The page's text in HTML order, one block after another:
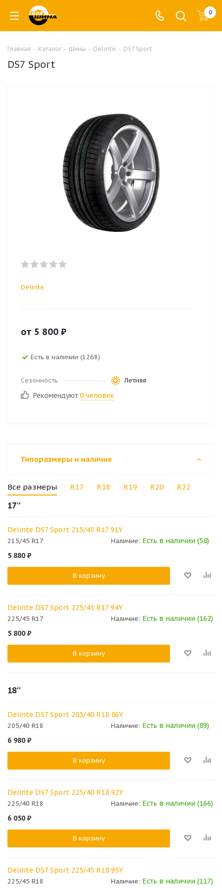
0
Главная - Каталог - Шины - Delinte - DS7 Sport
DS7 Sport
Delinte
от 5 800 ₽
Есть в наличии (1268)
Сезонность Летняя
Рекомендуют 0 человек
Типоразмеры и наличие
Все размеры R17 R18 R19 R20 R22
17''
Delinte DS7 Sport 215/45 R17 91Y
215/45 R17 Наличие: Есть в наличии (58)
5 880 ₽
В корзину
Delinte DS7 Sport 225/45 R17 94Y
225/45 R17 Наличие: Есть в наличии (162)
5 800 ₽
В корзину
18''
Delinte DS7 Sport 205/40 R18 86Y
205/40 R18 Наличие: Есть в наличии (89)
6 980 ₽
В корзину
Delinte DS7 Sport 225/40 R18 92Y
225/40 R18 Наличие: Есть в наличии (166)
6 050 ₽
В корзину
Delinte DS7 Sport 225/45 R18 95Y
225/45 R18 Наличие: Есть в наличии (117)